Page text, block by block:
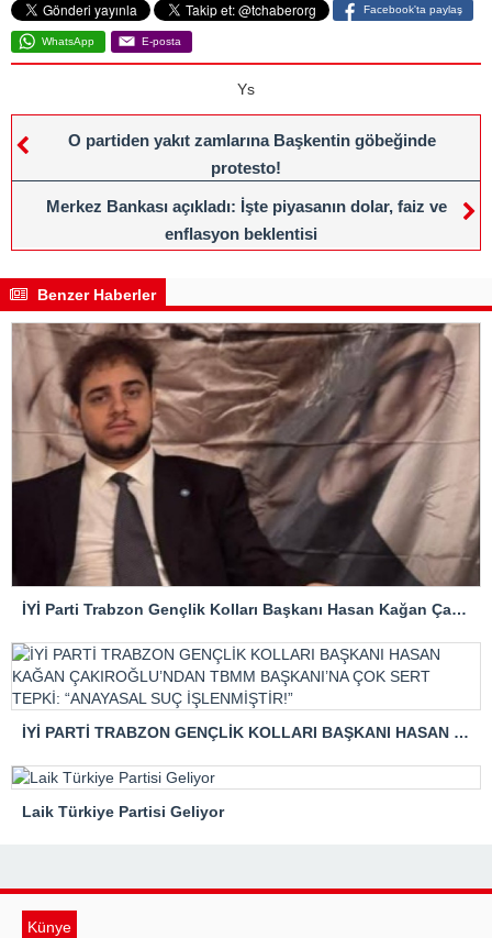
Facebook'ta paylaş
WhatsApp E-posta
Ys
O partiden yakıt zamlarına Başkentin göbeğinde
protesto!
Merkez Bankası açıkladı: İşte piyasanın dolar, faiz ve
enflasyon beklentisi
Benzer Haberler
İYİ Parti Trabzon Gençlik Kolları Başkanı Hasan Kağan Çakıroğlu’ndan Mattia Ahmet Minguzzi Davasına Tepki
İYİ PARTİ TRABZON GENÇLİK KOLLARI BAŞKANI HASAN KAĞAN ÇAKIROĞLU’NDAN TBMM BAŞKANI’NA ÇOK SERT TEPKİ: “ANAYASAL SUÇ İŞLENMİŞTİR!”
Laik Türkiye Partisi Geliyor
Künye